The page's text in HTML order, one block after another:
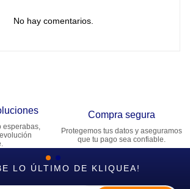
No hay comentarios.
esperabas,
Compra segura
Protegemos tus datos y aseguramos
que tu pago sea confiable.
LO ÚLTIMO DE KLIQUEA!